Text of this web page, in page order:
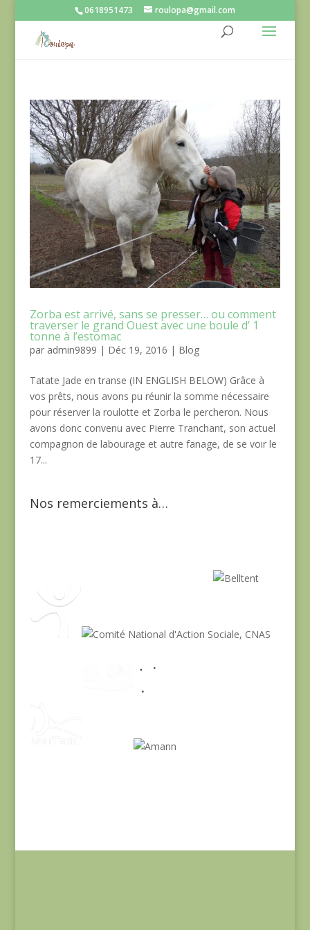
0618951473 roulopa@gmail.com
Zorba est arrivé, sans se presser… ou comment
traverser le grand Ouest avec une boule d’ 1
tonne à l’estomac
par admin9899 | Déc 19, 2016 | Blog
Tatate Jade en transe (IN ENGLISH BELOW) Grâce à
vos prêts, nous avons pu réunir la somme nécessaire
pour réserver la roulotte et Zorba le percheron. Nous
avons donc convenu avec Pierre Tranchant, son actuel
compagnon de labourage et autre fanage, de se voir le
17...
Nos remerciements à…